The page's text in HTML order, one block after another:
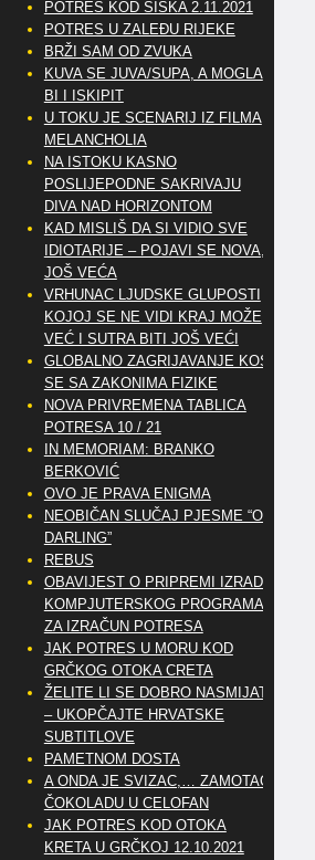
POTRES KOD SISKA 2.11.2021
POTRES U ZALEĐU RIJEKE
BRŽI SAM OD ZVUKA
KUVA SE JUVA/SUPA, A MOGLA
BI I ISKIPIT
U TOKU JE SCENARIJ IZ FILMA
MELANCHOLIA
NA ISTOKU KASNO
POSLIJEPODNE SAKRIVAJU
DIVA NAD HORIZONTOM
KAD MISLIŠ DA SI VIDIO SVE
IDIOTARIJE – POJAVI SE NOVA,..
JOŠ VEĆA
VRHUNAC LJUDSKE GLUPOSTI
KOJOJ SE NE VIDI KRAJ MOŽE
VEĆ I SUTRA BITI JOŠ VEĆI
GLOBALNO ZAGRIJAVANJE KOSI
SE SA ZAKONIMA FIZIKE
NOVA PRIVREMENA TABLICA
POTRESA 10 / 21
IN MEMORIAM: BRANKO
BERKOVIĆ
OVO JE PRAVA ENIGMA
NEOBIČAN SLUČAJ PJESME “OH
DARLING”
REBUS
OBAVIJEST O PRIPREMI IZRADE
KOMPJUTERSKOG PROGRAMA
ZA IZRAČUN POTRESA
JAK POTRES U MORU KOD
GRČKOG OTOKA CRETA
ŽELITE LI SE DOBRO NASMIJATI
– UKOPČAJTE HRVATSKE
SUBTITLOVE
PAMETNOM DOSTA
A ONDA JE SVIZAC,… ZAMOTAO
ČOKOLADU U CELOFAN
JAK POTRES KOD OTOKA
KRETA U GRČKOJ 12.10.2021